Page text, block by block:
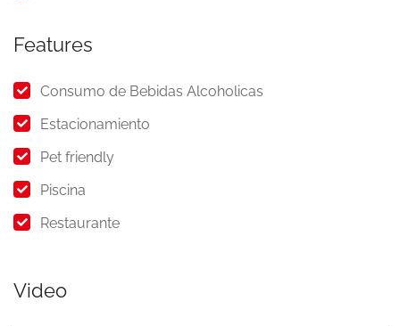
Features
Consumo de Bebidas Alcoholicas
Estacionamiento
Pet friendly
Piscina
Restaurante
Video